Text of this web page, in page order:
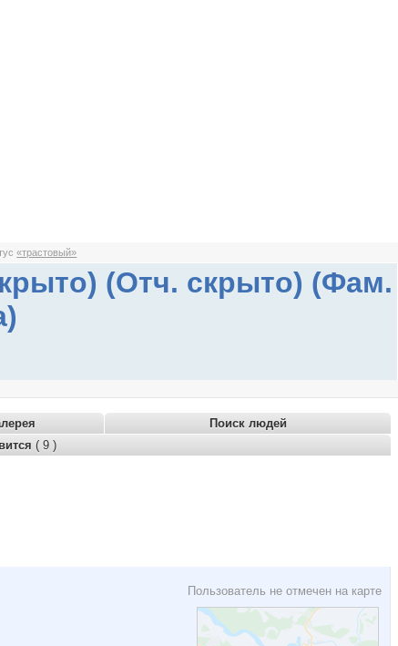
«трастовый»
(Отч. скрыто) (Фам.
Поиск людей
( 9 )
Пользователь не отмечен на карте